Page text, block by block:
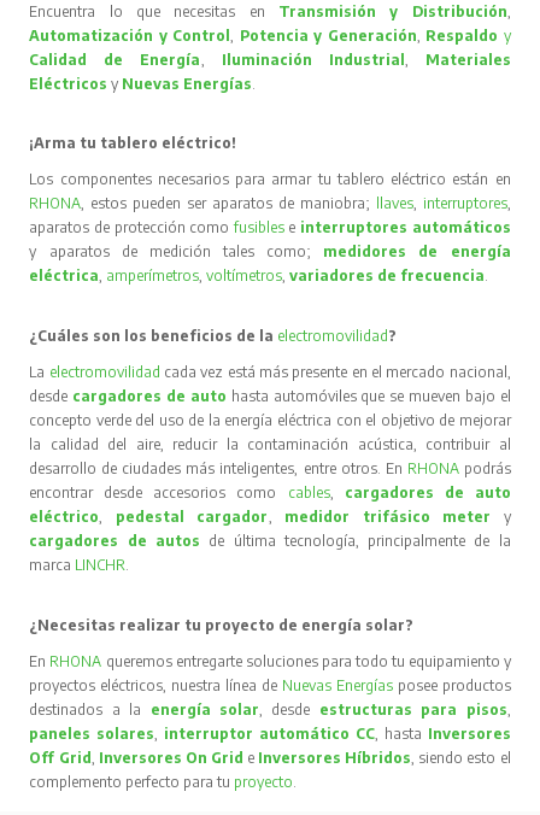
Encuentra lo que necesitas en Transmisión y Distribución
Automatización y Control
Potencia y Generación Respaldo y
Calidad de Energía
Iluminación Industrial
Materiales
Eléctricos y Nuevas Energías
¡Arma tu tablero eléctrico!
Los componentes necesarios para armar tu tablero eléctrico están en
RHONA , estos pueden ser aparatos de maniobra; llaves, interruptores,
aparatos de protección comofusibles e interruptores automáticos
y aparatos de medición tales como; medidores de energía
eléctrica amperímetros ,voltímetros ,variadores de frecuencia
¿Cuáles son los beneficios de la electromovilidad?
La electromovilidad cada vez está más presente en el mercado nacional,
desde cargadores de auto hasta automóviles que se mueven bajo el
concepto verde del uso de la energía eléctrica con el objetivo de mejorar
la calidad del aire, reducir la contaminación acústica, contribuir al
desarrollo de ciudades más inteligentes, entre otros. En RHONA podrás
encontrar desde accesorios como cables, cargadores de auto
eléctrico
pedestal cargador medidor trifásico meter
y
cargadores de autos de última tecnología, principalmente de la
marca LINCHR
¿Necesitas realizar tu proyecto de energía solar?
En RHONA queremos entregarte soluciones para todo tu equipamiento y
proyectos eléctricos, nuestra línea de Nuevas Energíasposee productos
destinados a la energía solar , desde estructuras para pisos
paneles solares
interruptor automático CC, hasta Inversores
Off Grid Inversores On Grid e Inversores Híbridos , siendo esto el
complemento perfecto para tu proyecto